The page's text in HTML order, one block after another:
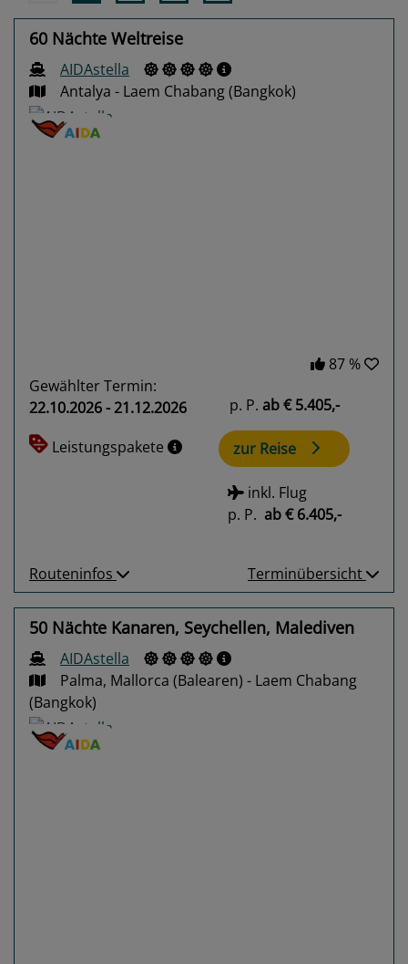
60 Nächte Weltreise
AIDAstella
Antalya - Laem Chabang (Bangkok)
87 %
Gewählter Termin:
22.10.2026 - 21.12.2026
Leistungspakete
p. P. ab€ 5.405,-
zur Reise
inkl. Flug
p. P. ab€ 6.405,-
Routeninfos Terminübersicht
50 Nächte Kanaren, Seychellen, Malediven
AIDAstella
Palma, Mallorca (Balearen) - Laem Chabang
(Bangkok)